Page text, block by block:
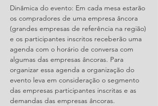
Dinâmica do evento: Em cada mesa estarão
os compradores de uma empresa âncora
(grandes empresas de referência na região)
e os participantes inscritos receberão uma
agenda com o horário de conversa com
algumas das empresas âncoras. Para
organizar essa agenda a organização do
evento leva em consideração o segmento
das empresas participantes inscritas e as
demandas das empresas âncoras.